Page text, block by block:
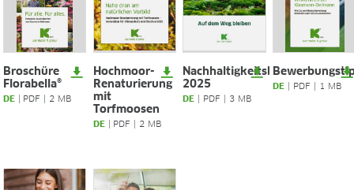
Broschüre
Florabella®
DE| PDF 2 MB
Hochmoor-
Renaturierung
mit
Torfmoosen
DE| PDF 2 MB
Nachhaltigkeitsbericht
2025
DE PDF 3 MB
DE PDF 1 MB